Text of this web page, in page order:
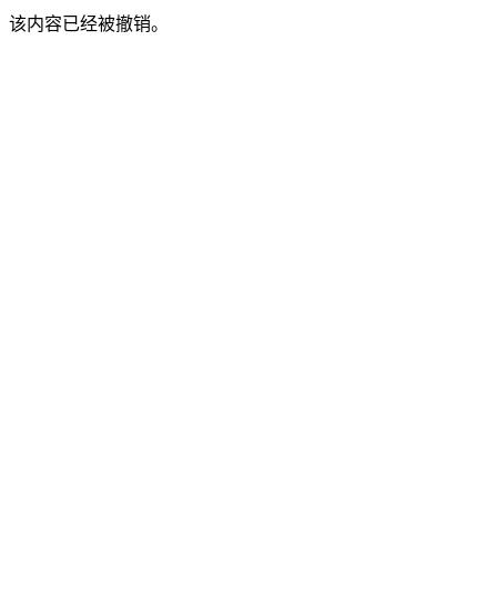
该内容已经被撤销。